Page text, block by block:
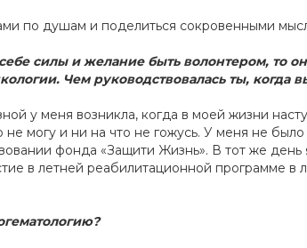
по душам и поделиться сокровенными
силы и желание быть волонтером, то
Чем руководствовалась ты, когда
у меня возникла, когда в моей жизни
не могу и ни на что не гожусь. У меня не
фонда «Защити Жизнь». В тот же день
в летней реабилитационной программе в